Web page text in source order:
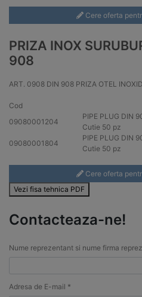
Cere oferta
PRIZA INOX
908
ART. 0908 DIN 908 PRIZA OTEL
Cod
09080001204
PIPE PLUG DIN
Cutie 50 pz
09080001804
PIPE PLUG DIN
Cutie 50 pz
Cere oferta
Vezi fisa tehnica PDF
Contacteaza-ne!
Nume reprezentant si nume firma
Adresa de E-mail *